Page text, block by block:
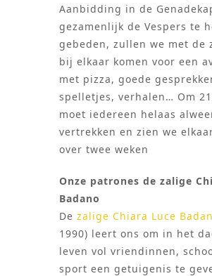
Aanbidding in de
gezamenlijk de Vespers te
gebeden, zullen we met de
bij elkaar komen voor een
met pizza, goede
spelletjes, verhalen… Om
moet iedereen helaas
vertrekken en zien we
over twee weken
Onze patrones de zalige
Badano
De zalige Chiara Luce
1990) leert ons om in het
leven vol vriendinnen,
sport een getuigenis te